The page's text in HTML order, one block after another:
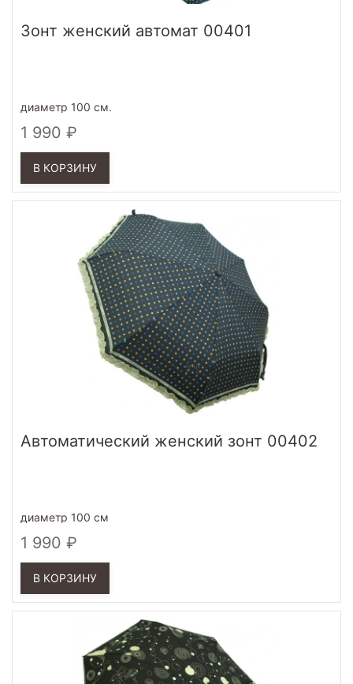
Зонт женский автомат 00401
диаметр 100 см.
1 990
В КОРЗИНУ
Автоматический женский зонт 00402
диаметр 100 см
1 990
В КОРЗИНУ